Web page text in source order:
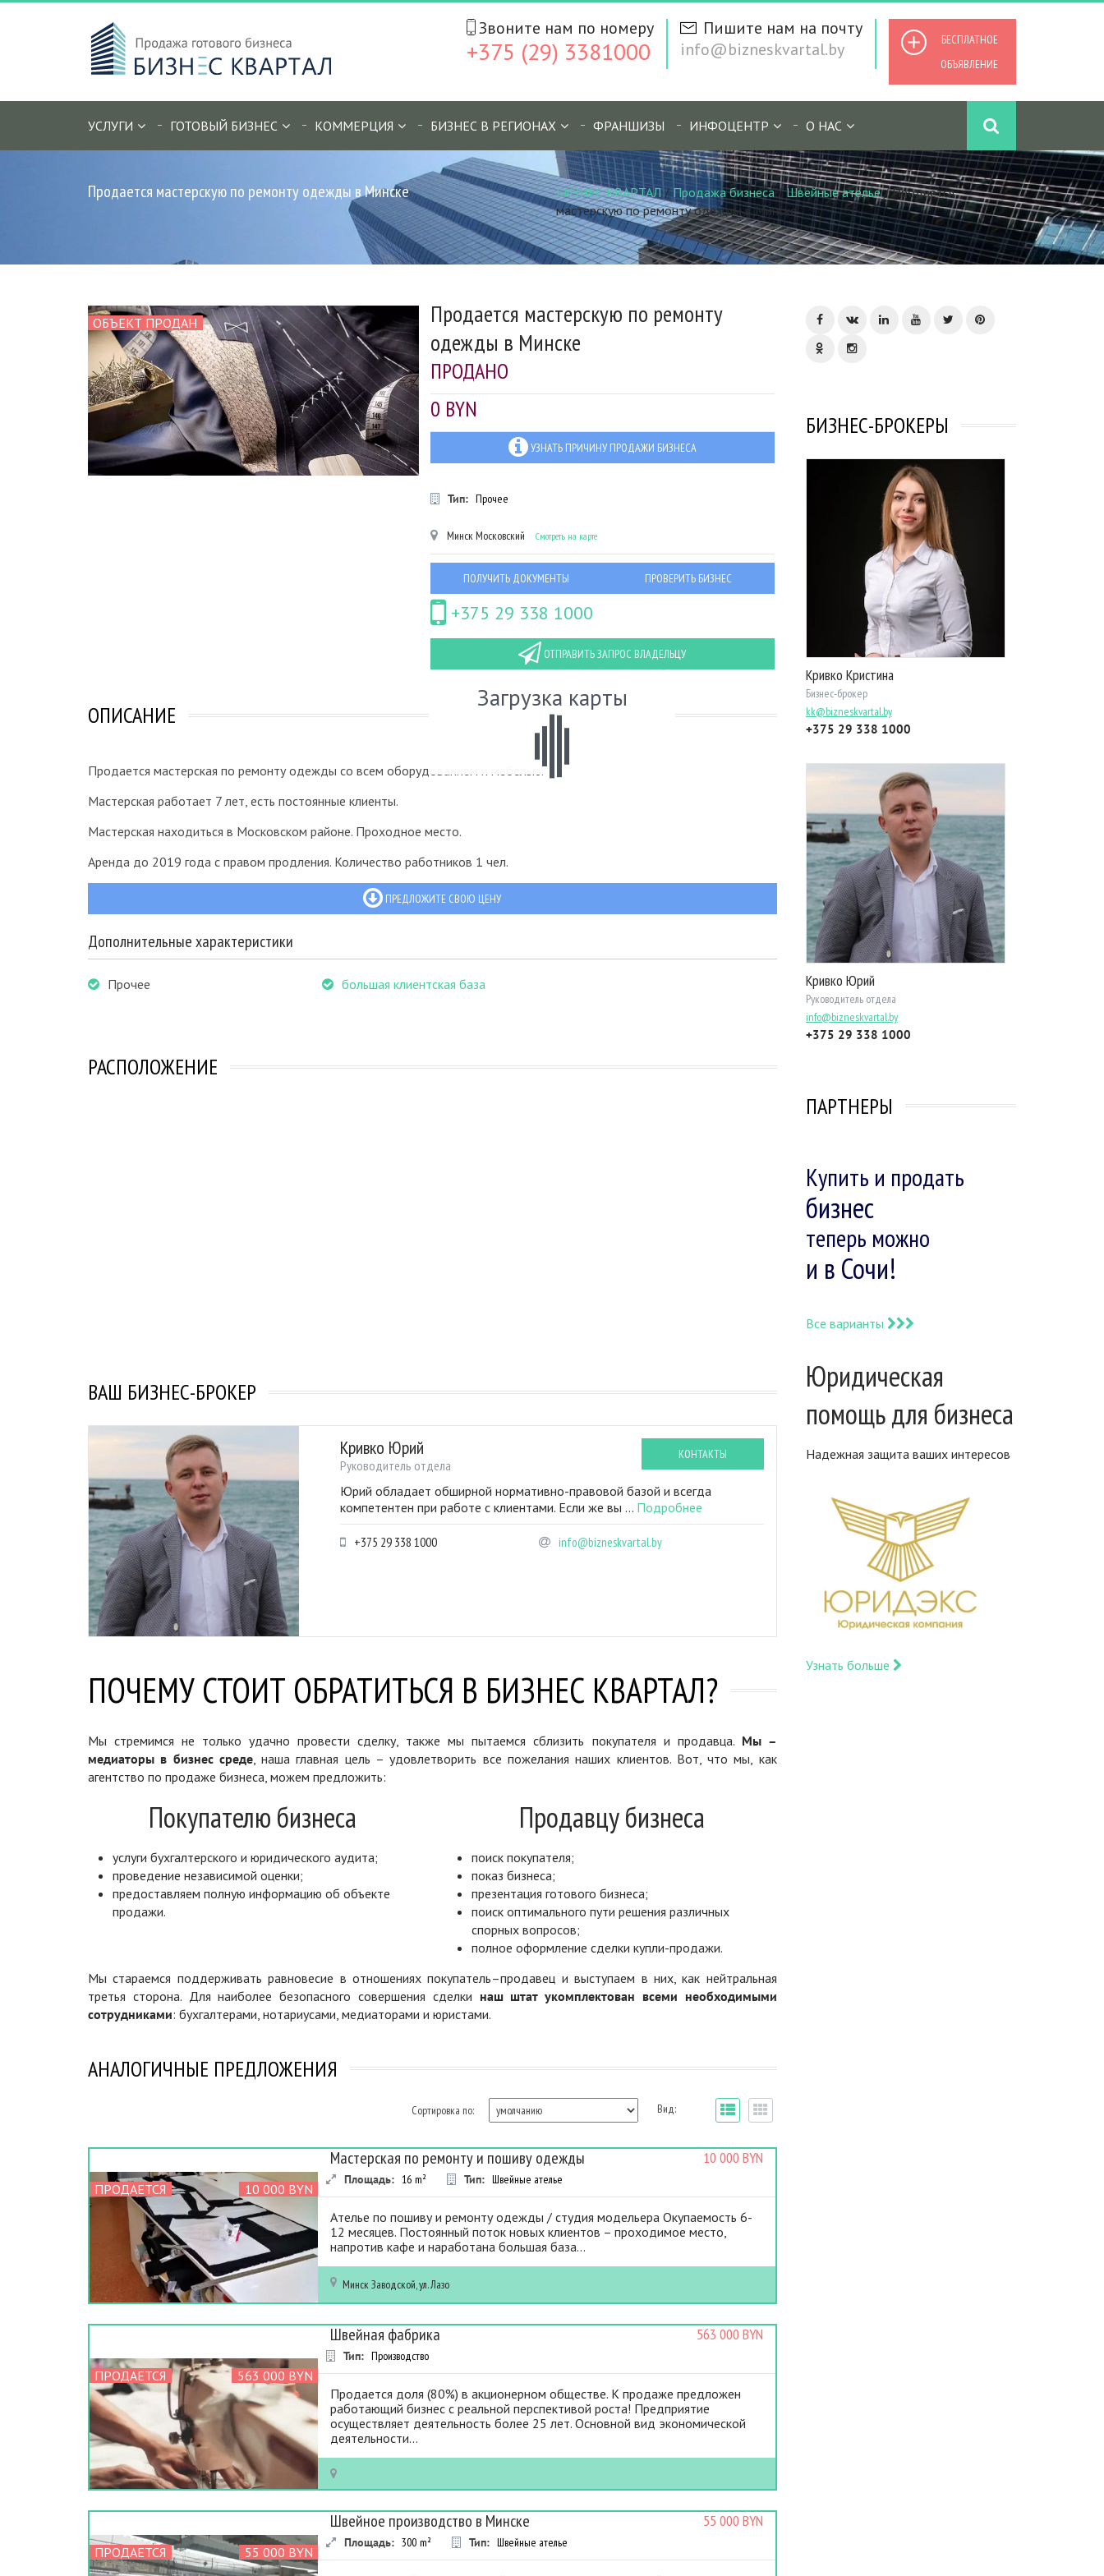
БЕСПЛАТНОЕ
ОБЪЯВЛЕНИЕ
Пишите нам на почту
info@bizneskvartal.by
Звоните нам по номеру
+375 (29) 3381000
УСЛУГИ ГОТОВЫЙ БИЗНЕС КОММЕРЦИЯ БИЗНЕС В РЕГИОНАХ ФРАНШИЗЫ ИНФОЦЕНТР О НАС
Продается мастерскую по ремонту одежды в Минске БИЗНЕС КВАРТАЛ / Продажа бизнеса/Швейные ателье/Продается
мастерскую по ремонту одежды в Минске
ОБЪЕКТ ПРОДАН
Продается мастерскую по ремонту
одежды в Минске
ПРОДАНО
0 BYN
УЗНАТЬ ПРИЧИНУ ПРОДАЖИ БИЗНЕСА
Тип: Прочее
МинскМосковский Смотреть на карте
ПОЛУЧИТЬ ДОКУМЕНТЫ ПРОВЕРИТЬ БИЗНЕС
+375 29 338 1000
ОТПРАВИТЬ ЗАПРОС ВЛАДЕЛЬЦУ
ОПИСАНИЕ
Продается мастерская по ремонту одежды со всем оборудованием и мебелью.
Мастерская работает 7 лет, есть постоянные клиенты.
Мастерская находиться в Московском районе. Проходное место.
Аренда до 2019 года с правом продления. Количество работников 1 чел.
ПРЕДЛОЖИТЕ СВОЮ ЦЕНУ
Дополнительные характеристики
Прочее большая клиентская база
РАСПОЛОЖЕНИЕ
Загрузка карты
ВАШ БИЗНЕС-БРОКЕР
Кривко Юрий
Руководитель отдела
КОНТАКТЫ
Юрий обладает обширной нормативно-правовой базой и всегда
компетентен при работе с клиентами. Если же вы ... Подробнее
+375 29 338 1000 info@bizneskvartal.by
ПОЧЕМУ СТОИТ ОБРАТИТЬСЯ В БИЗНЕС КВАРТАЛ?
Мы стремимся не только удачно провести сделку, также мы пытаемся сблизить покупателя и продавца. Мы –
медиаторы в бизнес среде, наша главная цель – удовлетворить все пожелания наших клиентов. Вот, что мы, как
агентство по продаже бизнеса, можем предложить:
Покупателю бизнеса
услуги бухгалтерского и юридического аудита;
проведение независимой оценки;
предоставляем полную информацию об объекте
продажи.
Продавцу бизнеса
поиск покупателя;
показ бизнеса;
презентация готового бизнеса;
поиск оптимального пути решения различных
спорных вопросов;
полное оформление сделки купли-продажи.
Мы стараемся поддерживать равновесие в отношениях покупатель–продавец и выступаем в них, как нейтральная
третья сторона. Для наиболее безопасного совершения сделки наш штат укомплектован всеми необходимыми
сотрудниками: бухгалтерами, нотариусами, медиаторами и юристами.
АНАЛОГИЧНЫЕ ПРЕДЛОЖЕНИЯ
Сортировка по: Вид:
ПРОДАЕТСЯ 10 000 BYN
Мастерская по ремонту и пошиву одежды 10 000 BYN
Площадь: 16 m² Тип: Швейные ателье
Ателье по пошиву и ремонту одежды / студия модельера Окупаемость 6-
12 месяцев. Постоянный поток новых клиентов – проходимое место,
напротив кафе и наработана большая база...
Минск Заводской, ул. Лазо
ПРОДАЕТСЯ 563 000 BYN
Швейная фабрика 563 000 BYN
Тип: Производство
Продается доля (80%) в акционерном обществе. К продаже предложен
работающий бизнес с реальной перспективой роста! Предприятие
осуществляет деятельность более 25 лет. Основной вид экономической
деятельности...
ПРОДАЕТСЯ 55 000 BYN
Швейное производство в Минске 55 000 BYN
Площадь: 300 m² Тип: Швейные ателье
БИЗНЕС-БРОКЕРЫ
Кривко Кристина
Бизнес-брокер
kk@bizneskvartal.by
+375 29 338 1000
Кривко Юрий
Руководитель отдела
info@bizneskvartal.by
+375 29 338 1000
ПАРТНЕРЫ
Купить и продать
бизнес
теперь можно
и в Сочи!
Все варианты
Юридическая
помощь для бизнеса
Надежная защита ваших интересов
Узнать больше